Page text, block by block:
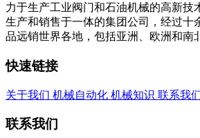
力于生产工业阀门和石油机械的高新技
生产和销售于一体的集团公司，经过十
品远销世界各地，包括亚洲、欧洲和南
快速链接
关于我们 机械自动化 机械知识 联系我
联系我们